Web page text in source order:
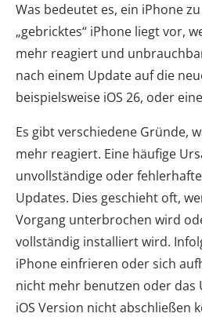
Was bedeutet es, ein iPhone zu
„gebricktes“ iPhone liegt vor,
mehr reagiert und
nach einem Update auf die
beispielsweise iOS 26, oder
Es gibt verschiedene Gründe,
mehr reagiert. Eine häufige
unvollständige oder
Updates. Dies geschieht oft,
Vorgang unterbrochen wird
vollständig installiert wird.
iPhone einfrieren oder sich
nicht mehr benutzen oder das
iOS Version nicht abschließen